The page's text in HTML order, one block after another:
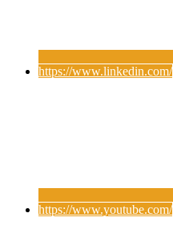
https://www.linkedin.com/
https://www.youtube.com/